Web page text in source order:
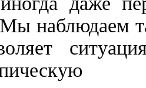
наблюдаем